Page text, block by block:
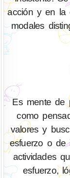
acción y en la
modales
Es mente de
como
valores y
esfuerzo o de
actividades
esfuerzo,